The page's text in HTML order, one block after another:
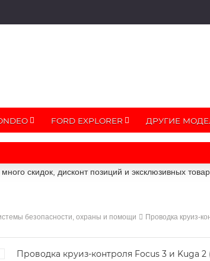
FORD EXPLORER ДРУГИЕ
скидок, дисконт позиций и эксклюзивных
безопасности, охраны и помощи
Проводка круиз-
Проводка круиз-контроля Focus 3 и Kuga 2